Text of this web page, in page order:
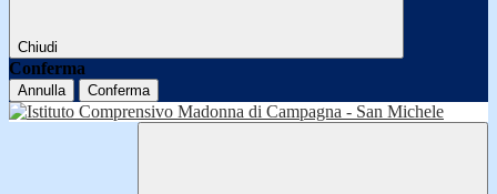
Chiudi
Conferma
Annulla Conferma